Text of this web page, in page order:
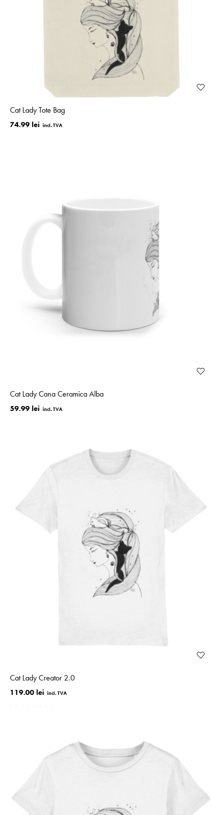
Cat Lady Tote Bag
74.99 lei
Cat Lady Cana Ceramica Alba
59.99 lei
Cat Lady Creator 2.0
119.00 lei